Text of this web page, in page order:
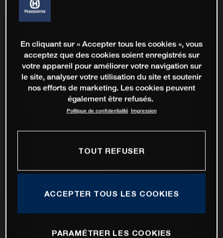
En cliquant sur « Accepter tous les cookies », vous
acceptez que des cookies soient enregistrés sur
votre appareil pour améliorer votre navigation sur
le site, analyser votre utilisation du site et soutenir
nos efforts de marketing. Les cookies peuvent
également être refusés.
Politique de confidentialité Impression
TOUT REFUSER
ACCEPTER TOUS LES COOKIES
PARAMÉTRER LES COOKIES